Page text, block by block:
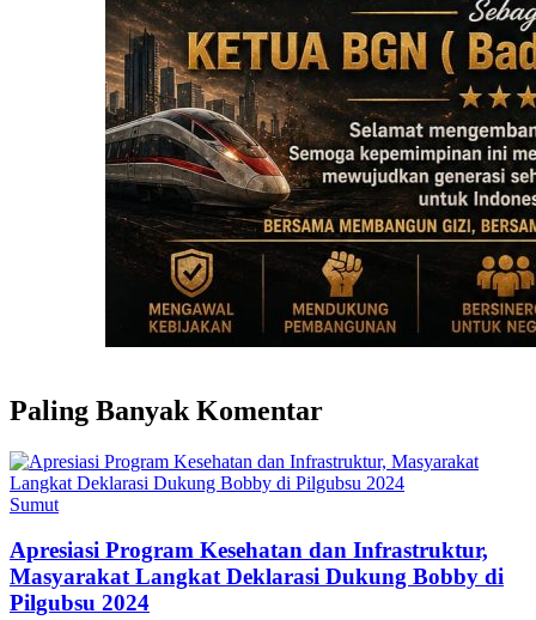
Paling Banyak Komentar
Sumut
Apresiasi Program Kesehatan dan Infrastruktur,
Masyarakat Langkat Deklarasi Dukung Bobby di
Pilgubsu 2024